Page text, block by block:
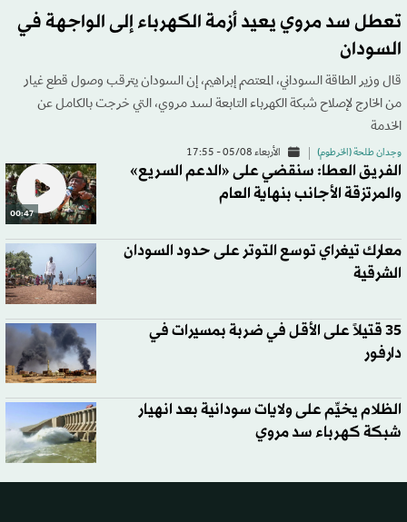
تعطل سد مروي يعيد أزمة الكهرباء إلى الواجهة في
السودان
قال وزير الطاقة السوداني، المعتصم إبراهيم، إن السودان يترقب وصول قطع غيار
من الخارج لإصلاح شبكة الكهرباء التابعة لسد مروي، التي خرجت بالكامل عن
الخدمة
وجدان طلحة (الخرطوم) الأربعاء 05/08 - 17:55
00:47
الفريق العطا: سنقضي على «الدعم السريع»
والمرتزقة الأجانب بنهاية العام
معارك تيغراي توسع التوتر على حدود السودان
الشرقية
35 قتيلاً على الأقل في ضربة بمسيرات في
دارفور
الظلام يخيِّم على ولايات سودانية بعد انهيار
شبكة كهرباء سد مروي